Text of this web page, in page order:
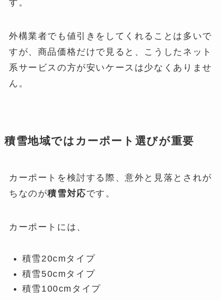
す。
外構業者でも値引きをしてくれることは多いで
すが、商品価格だけで見ると、こうしたネット
系サービスの方が安いケースは少なくありませ
ん。
積雪地域ではカーポート選びが重要
カーポートを検討する際、意外と見落とされが
ちなのが積雪対応です。
カーポートには、
積雪20cmタイプ
積雪50cmタイプ
積雪100cmタイプ